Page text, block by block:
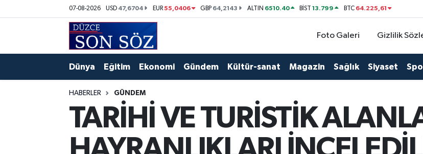
07-08-2026 USD 47,6704 EUR55,0406 GBP 64,2143 ALTIN 6510.40 BİST13.799 BTC 64.225,61
Foto Galeri Gizlilik
Dünya Eğitim Ekonomi Gündem Kültür-sanat Magazin Sağlık Siyaset
HABERLER GÜNDEM
TARİHİ VE TURİSTİK
Gizlilik Sözleşmesi
Akçakoca Nöbetçi Eczaneler
Akçakoca Hava Durumu
Akçakoca Trafik Yoğunluk Haritası
Süper Lig Puan Durumu ve Fikstür